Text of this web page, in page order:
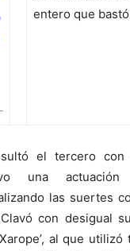
entero que
el tercero con
una actuación
las suertes
con desigual
al que